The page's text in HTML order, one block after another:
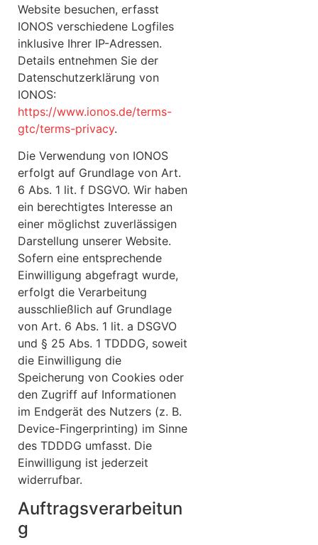
Website besuchen, erfasst
IONOS verschiedene Logfiles
inklusive Ihrer IP-Adressen.
Details entnehmen Sie der
Datenschutzerklärung von
IONOS:
https://www.ionos.de/terms-
gtc/terms-privacy.
Die Verwendung von IONOS
erfolgt auf Grundlage von Art.
6 Abs. 1 lit. f DSGVO. Wir haben
ein berechtigtes Interesse an
einer möglichst zuverlässigen
Darstellung unserer Website.
Sofern eine entsprechende
Einwilligung abgefragt wurde,
erfolgt die Verarbeitung
ausschließlich auf Grundlage
von Art. 6 Abs. 1 lit. a DSGVO
und § 25 Abs. 1 TDDDG, soweit
die Einwilligung die
Speicherung von Cookies oder
den Zugriff auf Informationen
im Endgerät des Nutzers (z. B.
Device-Fingerprinting) im Sinne
des TDDDG umfasst. Die
Einwilligung ist jederzeit
widerrufbar.
Auftragsverarbeitun
g